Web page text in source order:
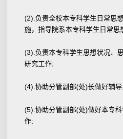
(2).负责全校本专科学生日常思
施，指导院系本专科学生日常思
(3).负责本专科学生思想状况、
研究工作;
(4).协助分管副部(处)长做好辅
(5).协助分管副部(处)做好本专
作;